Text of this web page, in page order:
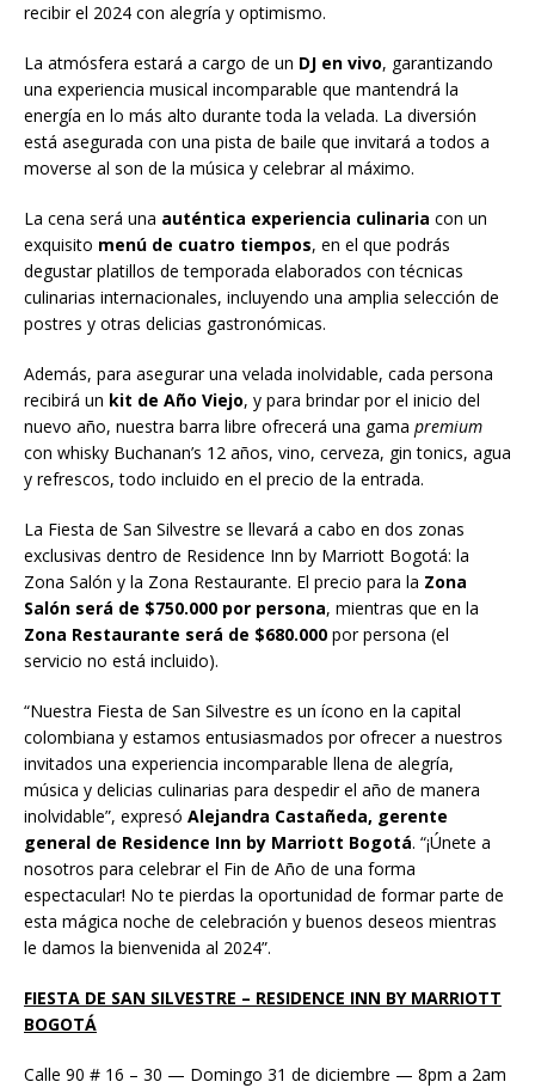
recibir el 2024 con alegría y optimismo.
La atmósfera estará a cargo de un DJ en vivo, garantizando
una experiencia musical incomparable que mantendrá la
energía en lo más alto durante toda la velada. La diversión
está asegurada con una pista de baile que invitará a todos a
moverse al son de la música y celebrar al máximo.
La cena será una auténtica experiencia culinaria con un
exquisito menú de cuatro tiempos, en el que podrás
degustar platillos de temporada elaborados con técnicas
culinarias internacionales, incluyendo una amplia selección de
postres y otras delicias gastronómicas.
Además, para asegurar una velada inolvidable, cada persona
recibirá un kit de Año Viejo, y para brindar por el inicio del
nuevo año, nuestra barra libre ofrecerá una gama premium
con whisky Buchanan’s 12 años, vino, cerveza, gin tonics, agua
y refrescos, todo incluido en el precio de la entrada.
La Fiesta de San Silvestre se llevará a cabo en dos zonas
exclusivas dentro de Residence Inn by Marriott Bogotá: la
Zona Salón y la Zona Restaurante. El precio para la Zona
Salón será de $750.000 por persona, mientras que en la
Zona Restaurante será de $680.000 por persona (el
servicio no está incluido).
“Nuestra Fiesta de San Silvestre es un ícono en la capital
colombiana y estamos entusiasmados por ofrecer a nuestros
invitados una experiencia incomparable llena de alegría,
música y delicias culinarias para despedir el año de manera
inolvidable”, expresó Alejandra Castañeda, gerente
general de Residence Inn by Marriott Bogotá. “¡Únete a
nosotros para celebrar el Fin de Año de una forma
espectacular! No te pierdas la oportunidad de formar parte de
esta mágica noche de celebración y buenos deseos mientras
le damos la bienvenida al 2024”.
FIESTA DE SAN SILVESTRE – RESIDENCE INN BY MARRIOTT
BOGOTÁ
Calle 90 # 16 – 30 — Domingo 31 de diciembre — 8pm a 2am